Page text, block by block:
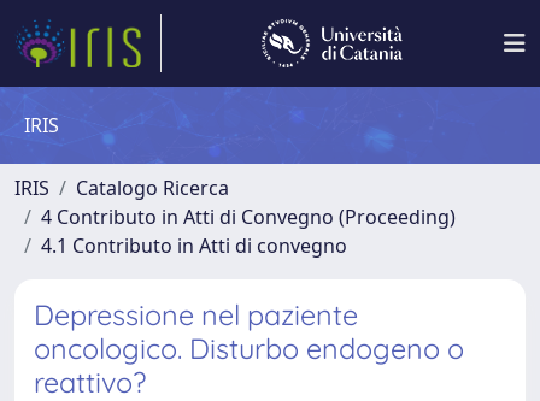
IRIS
IRIS
Catalogo Ricerca
4 Contributo in Atti di Convegno (Proceeding)
4.1 Contributo in Atti di convegno
Depressione nel paziente
oncologico. Disturbo endogeno o
reattivo?